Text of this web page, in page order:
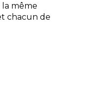
la même
chacun de